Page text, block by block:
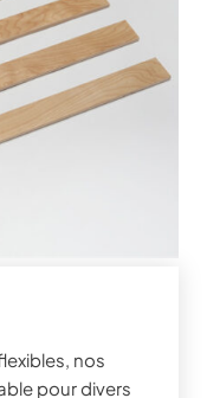
nos
pour divers